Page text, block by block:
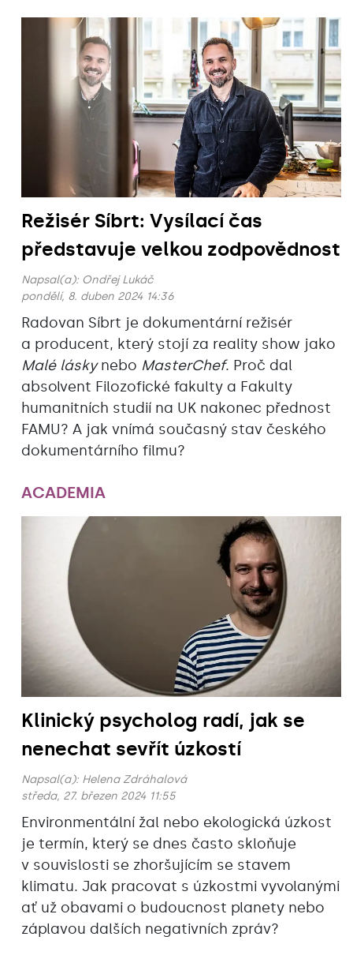
Režisér Síbrt: Vysílací čas
představuje velkou zodpovědnost
Napsal(a): Ondřej Lukáč
pondělí, 8. duben 2024 14:36
Radovan Síbrt je dokumentární režisér
a producent, který stojí za reality show jako
Malé láskynebo MasterChef. Proč dal
absolvent Filozofické fakulty a Fakulty
humanitních studií na UK nakonec přednost
FAMU? A jak vnímá současný stav českého
dokumentárního filmu?
ACADEMIA
Klinický psycholog radí, jak se
nenechat sevřít úzkostí
Napsal(a): Helena Zdráhalová
středa, 27. březen 2024 11:55
Environmentální žal nebo ekologická úzkost
je termín, který se dnes často skloňuje
v souvislosti se zhoršujícím se stavem
klimatu. Jak pracovat s úzkostmi vyvolanými
ať už obavami o budoucnost planety nebo
záplavou dalších negativních zpráv?